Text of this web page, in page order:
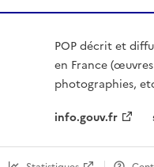
POP décrit et
en France
photographies,
info.gouv.fr